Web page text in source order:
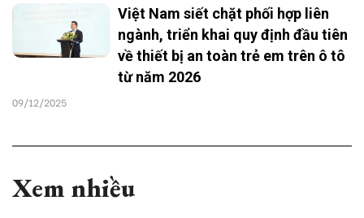
Việt Nam siết chặt phối hợp liên
ngành, triển khai quy định đầu tiên
về thiết bị an toàn trẻ em trên ô tô
từ năm 2026
09/12/2025
Xem nhiều